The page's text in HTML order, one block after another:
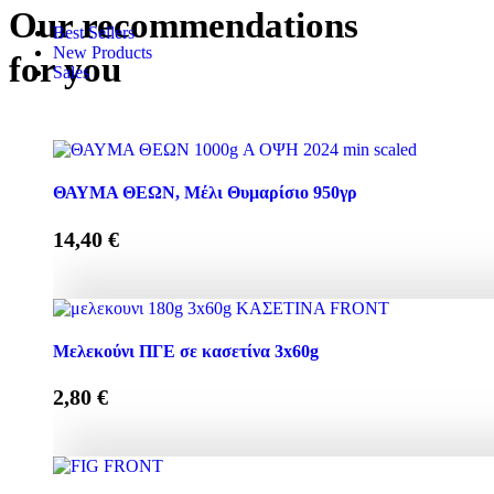
Our recommendations
for you
Best Sellers
New Products
Sales
ΘΑΥΜΑ ΘΕΩΝ, Μέλι Θυμαρίσιο 950γρ
14,40 €
Μελεκούνι ΠΓΕ σε κασετίνα 3x60g
2,80 €